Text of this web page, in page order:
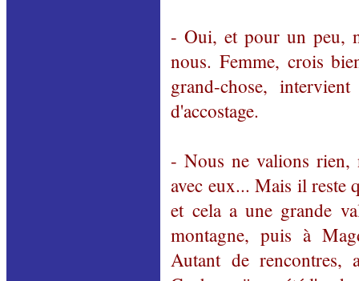
- Oui, et pour un peu,
nous. Femme, crois
grand-chose,
d'accostage.
- Nous ne valions rien,
avec eux... Mais il reste
et cela a une grande
montagne, puis à
Autant de rencontres,